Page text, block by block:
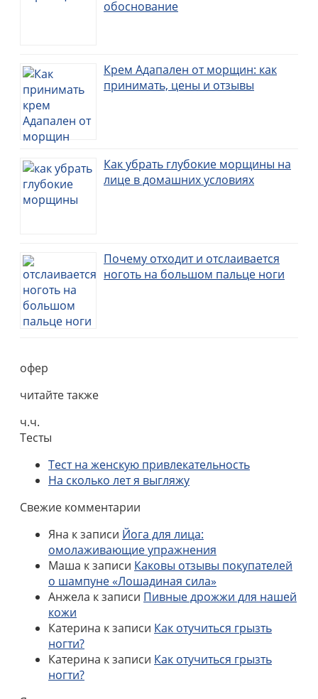
обоснование
Крем Адапален от морщин: как
принимать, цены и отзывы
Как убрать глубокие морщины на
лице в домашних условиях
Почему отходит и отслаивается
ноготь на большом пальце ноги
офер
читайте также
ч.ч.
Тесты
Тест на женскую привлекательность
На сколько лет я выгляжу
Свежие комментарии
Яна к записи Йога для лица:
омолаживающие упражнения
Маша к записи Каковы отзывы покупателей
о шампуне «Лошадиная сила»
Анжела к записи Пивные дрожжи для нашей
кожи
Катерина к записи Как отучиться грызть
ногти?
Катерина к записи Как отучиться грызть
ногти?